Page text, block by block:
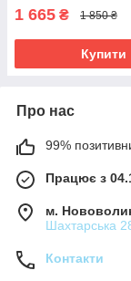
1 665 ₴ 1 850 ₴
Купити
Про нас
99%
Працює з
м.
Шахтарська
Контакти